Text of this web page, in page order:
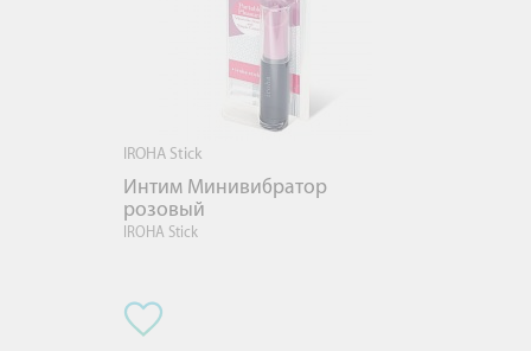
IROHA Stick
Интим Минивибратор
розовый
IROHA Stick